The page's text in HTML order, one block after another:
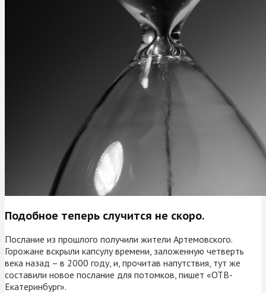
Подобное теперь случится не скоро.
Послание из прошлого получили жители Артемовского.
Горожане вскрыли капсулу времени, заложенную четверть
века назад – в 2000 году, и, прочитав напутствия, тут же
составили новое послание для потомков, пишет «ОТВ-
Екатеринбург».